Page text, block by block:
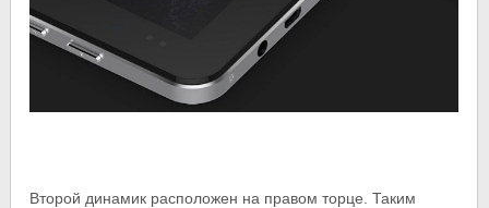
Второй динамик расположен на правом торце. Таким